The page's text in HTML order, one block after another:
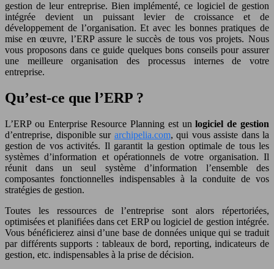
gestion de leur entreprise. Bien implémenté, ce logiciel de gestion
intégrée devient un puissant levier de croissance et de
développement de l’organisation. Et avec les bonnes pratiques de
mise en œuvre, l’ERP assure le succès de tous vos projets. Nous
vous proposons dans ce guide quelques bons conseils pour assurer
une meilleure organisation des processus internes de votre
entreprise.
Qu’est-ce que l’ERP ?
L’ERP ou Enterprise Resource Planning est unlogiciel de gestion
d’entreprise, disponible sur archipelia.com, qui vous assiste dans la
gestion de vos activités. Il garantit la gestion optimale de tous les
systèmes d’information et opérationnels de votre organisation. Il
réunit dans un seul système d’information l’ensemble des
composantes fonctionnelles indispensables à la conduite de vos
stratégies de gestion.
Toutes les ressources de l’entreprise sont alors répertoriées,
optimisées et planifiées dans cet ERP ou logiciel de gestion intégrée.
Vous bénéficierez ainsi d’une base de données unique qui se traduit
par différents supports : tableaux de bord, reporting, indicateurs de
gestion, etc. indispensables à la prise de décision.